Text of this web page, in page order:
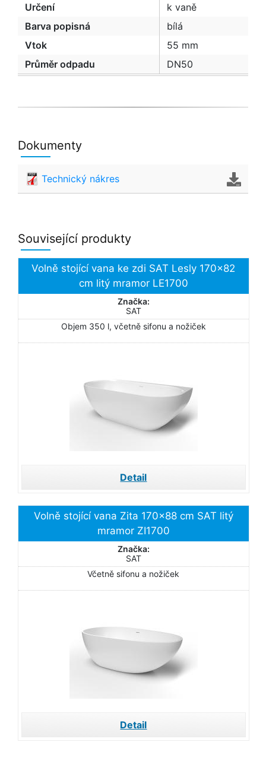
Určení
k vaně
Barva popisná
bílá
Vtok
55 mm
Průměr odpadu
DN50
Dokumenty
Technický nákres
Související produkty
Volně stojící vana ke zdi SAT Lesly 170x82
cm litý mramor LE1700
Značka:
SAT
Objem 350 l, včetně sifonu a nožiček
Detail
Volně stojící vana Zita 170x88 cm SAT litý
mramor ZI1700
Značka:
SAT
Včetně sifonu a nožiček
Detail